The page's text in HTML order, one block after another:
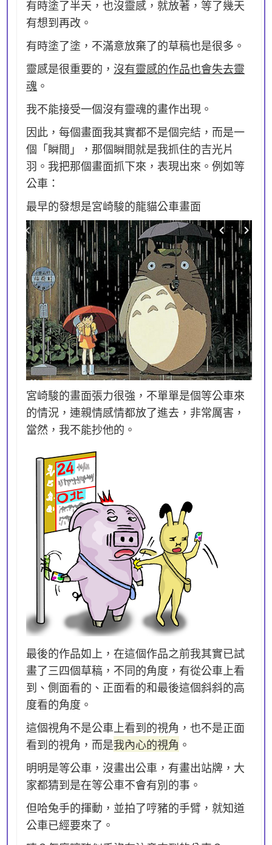
有時塗了半天，也沒靈感，就放著，等了幾天
有想到再改。
有時塗了塗，不滿意放棄了的草稿也是很多。
靈感是很重要的， 沒有靈感的作品也會失去靈
魂 。
我不能接受一個沒有靈魂的畫作出現。
因此，每個畫面我其實都不是個完結，而是一
個「瞬間」，那個瞬間就是我抓住的吉光片
羽。我把那個畫面抓下來，表現出來。例如等
公車：
最早的發想是宮崎駿的龍貓公車畫面
宮崎駿的畫面張力很強，不單單是個等公車來
的情況，連親情感情都放了進去，非常厲害，
當然，我不能抄他的。
最後的作品如上，在這個作品之前我其實已試
畫了三四個草稿，不同的角度，有從公車上看
到、側面看的、正面看的和最後這個斜斜的高
度看的角度。
這個視角不是公車上看到的視角，也不是正面
看到的視角，而是我內心的視角 。
明明是等公車，沒畫出公車，有畫出站牌，大
家都猜到是在等公車不會有別的事。
但哈兔手的揮動，並拍了哼豬的手臂，就知道
公車已經要來了。